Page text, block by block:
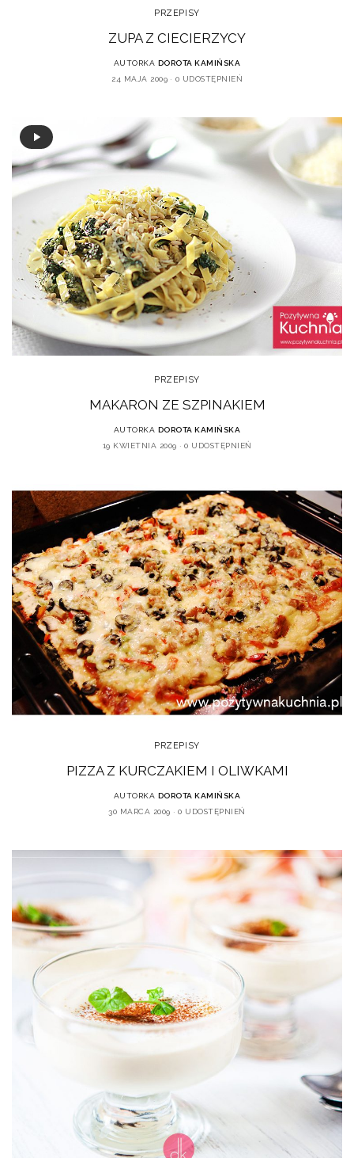
PRZEPISY
ZUPA Z CIECIERZYCY
AUTORKA DOROTA KAMIŃSKA
24 MAJA 2009
0 UDOSTĘPNIEŃ
PRZEPISY
MAKARON ZE SZPINAKIEM
AUTORKA DOROTA KAMIŃSKA
19 KWIETNIA 2009
0 UDOSTĘPNIEŃ
PRZEPISY
PIZZA Z KURCZAKIEM I OLIWKAMI
AUTORKA DOROTA KAMIŃSKA
30 MARCA 2009
0 UDOSTĘPNIEŃ